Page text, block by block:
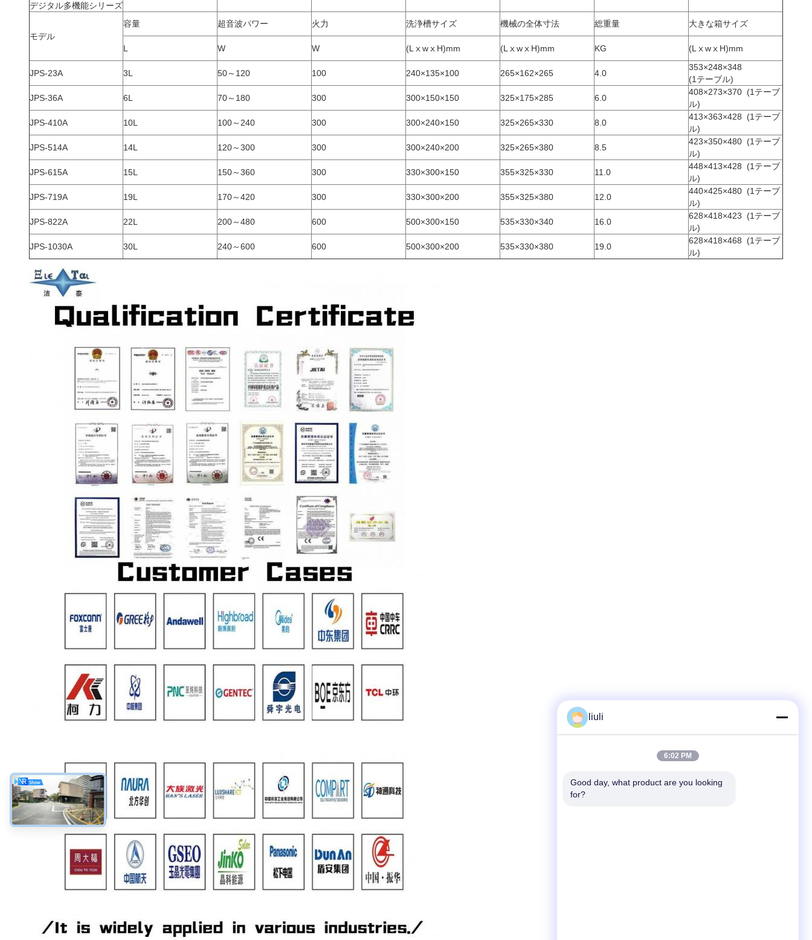
デジタル多機能シリーズ
モデル
容量 超音波パワー 火力 洗浄槽サイズ 機械の全体寸法 総重量 大きな箱サイズ
L W W (LⅹwⅹH)mm (LⅹwⅹH)mm KG (LⅹwⅹH)mm
JPS-23A 3L 50～120 100 240×135×100 265×162×265 4.0
353×248×348
(1テーブル)
JPS-36A
6L 70～180 300 300×150×150 325×175×285 6.0
408×273×370 (1テーブ
ル)
JPS-410A
10L 100～240 300 300×240×150 325×265×330 8.0
413×363×428
(1テーブ
ル)
JPS-514A
14L 120～300 300 300×240×200 325×265×380 8.5
423×350×480 (1テーブ
ル)
JPS-615A
15L 150～360 300 330×300×150 355×325×330 11.0
448×413×428
(1テーブ
ル)
JPS-719A
19L 170～420 300 330×300×200 355×325×380 12.0
440×425×480 (1テーブ
ル)
JPS-822A
22L 200～480 600 500×300×150 535×330×340 16.0
628×418×423
(1テーブ
ル)
JPS-1030A
30L 240～600 600 500×300×200 535×330×380 19.0
628×418×468
(1テーブ
ル)
liuli
6:02 PM
Good day, what product are you looking
for?